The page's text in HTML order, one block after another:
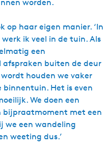
worden.
op haar eigen manier. ‘In
ik veel in de tuin. Als
een
afspraken buiten de deur
houden we vaker
Het is even
We doen een
bijpraatmoment met een
we een wandeling
weeting dus.’